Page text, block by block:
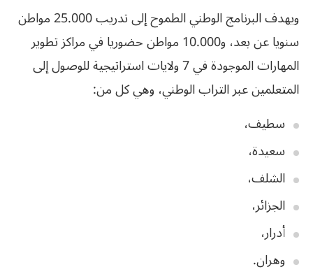
ويهدف البرنامج الوطني الطموح إلى تدريب 25.000 مواطن
سنويا عن بعد، و10.000 مواطن حضوريا في مراكز تطوير
المهارات الموجودة في 7 ولايات استراتيجية للوصول إلى
المتعلمين عبر التراب الوطني، وهي كل من:
سطيف،
سعيدة،
الشلف،
الجزائر،
أدرار،
وهران.